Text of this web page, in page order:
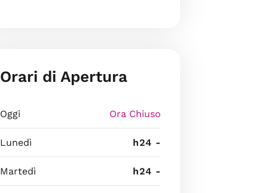
Orari di Apertura
Oggi Ora Chiuso
Lunedì h24 -
Martedì h24 -